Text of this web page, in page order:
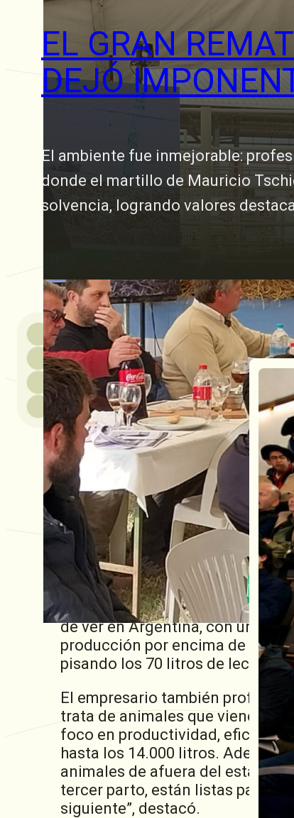
EL GRAN
DEJÓ
El ambiente fue inmejorable:
donde el martillo de Mauricio
solvencia, logrando valores
26 junio, 2025
Con un gran marco de público,
comercial, la Cooperativa
destacada en el calendario
miércoles 25 de junio en las
Pellegrini, donde se subastaron
Desde temprano,
ideal a un evento que volvió a
claves de la lechería argentina.
una fuerte impronta técnica,
Mauricio Tschieder, gerente de
y solvencia, lograndovalores
En cuanto a la hacienda,
remarcar la calidad excepcional
de ver en Argentina, con una
producción por encima de los
pisando los 70 litros de leche
El empresario también
trata de animales que vienen de
foco en productividad,
hasta los 14.000 litros. Además,
animales de afuera del
tercer parto, están listas para ir
siguiente”, destacó.